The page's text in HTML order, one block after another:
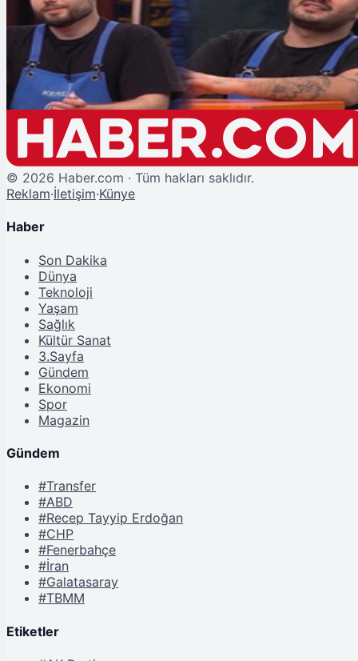
MasterChef'te İkinci Finalist Belli Oldu
© 2026 Haber.com · Tüm hakları saklıdır.
Reklam·İletişim·Künye
Haber
Son Dakika
Dünya
Teknoloji
Yaşam
Sağlık
Kültür Sanat
3.Sayfa
Gündem
Ekonomi
Spor
Magazin
Gündem
#Transfer
#ABD
#Recep Tayyip Erdoğan
#CHP
#Fenerbahçe
#İran
#Galatasaray
#TBMM
Etiketler